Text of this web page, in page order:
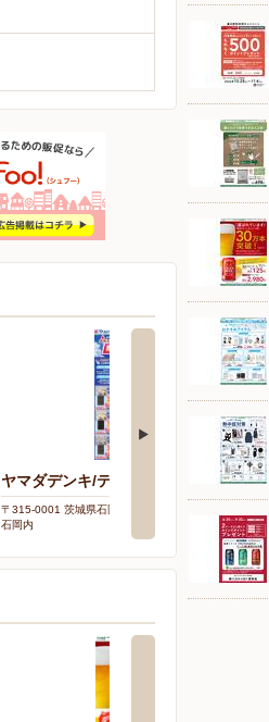
ヤマダデンキ/テックランドNew石岡店
〒315-0001 茨城県石岡市石岡12886 フォレストモール
石岡内